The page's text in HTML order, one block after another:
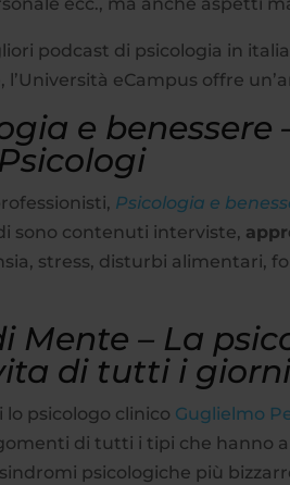
podcast di psicologia in
l’Università eCampus offre
e benessere
Psicologia e
sono contenuti interviste,
stress, disturbi alimentari,
Mente – La
di tutti i
psicologo clinico Guglielmo
di tutti i tipi che hanno a
psicologiche più